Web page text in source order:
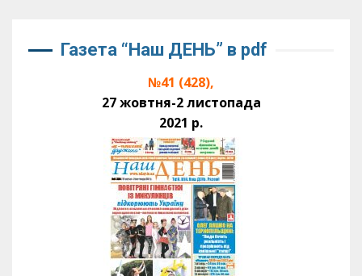
Газета “Наш ДЕНЬ” в pdf
№41 (428),
27 жовтня-2 листопада
2021 р.